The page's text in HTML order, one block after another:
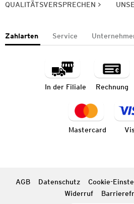
QUALITÄTSVERSPRECHEN
Zahlarten Service
In der Filiale Rechnung
Mastercard
AGB Datenschutz Cookie-
Widerruf